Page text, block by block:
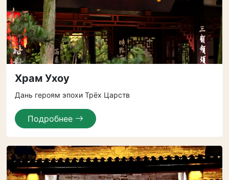
Храм Ухоу
Дань героям эпохи Трёх Царств
Подробнее